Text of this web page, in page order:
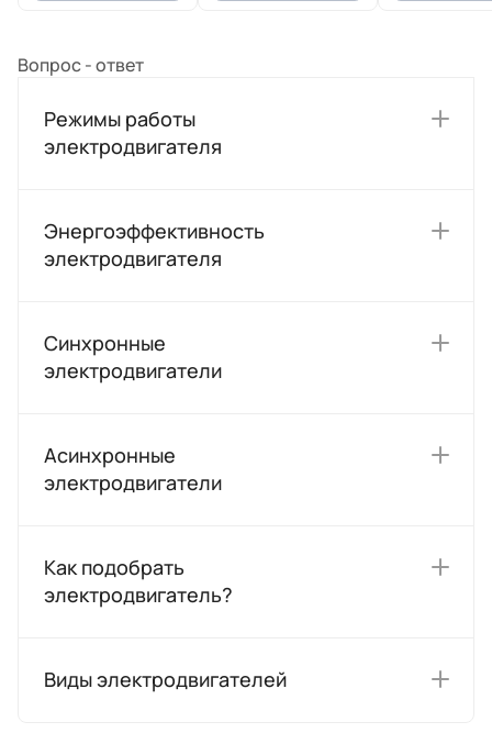
Вопрос - ответ
Режимы работы
электродвигателя
Энергоэффективность
электродвигателя
Синхронные
электродвигатели
Асинхронные
электродвигатели
Как подобрать
электродвигатель?
Виды электродвигателей